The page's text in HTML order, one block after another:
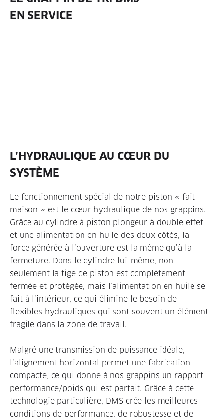
EN SERVICE
L’HYDRAULIQUE AU CŒUR DU
SYSTÈME
Le fonctionnement spécial de notre piston « fait-
maison » est le cœur hydraulique de nos grappins.
Grâce au cylindre à piston plongeur à double effet
et une alimentation en huile des deux côtés, la
force générée à l’ouverture est la même qu’à la
fermeture. Dans le cylindre lui-même, non
seulement la tige de piston est complètement
fermée et protégée, mais l’alimentation en huile se
fait à l’intérieur, ce qui élimine le besoin de
flexibles hydrauliques qui sont souvent un élément
fragile dans la zone de travail.
Malgré une transmission de puissance idéale,
l’alignement horizontal permet une fabrication
compacte, ce qui donne à nos grappins un rapport
performance/poids qui est parfait. Grâce à cette
technologie particulière, DMS crée les meilleures
conditions de performance, de robustesse et de